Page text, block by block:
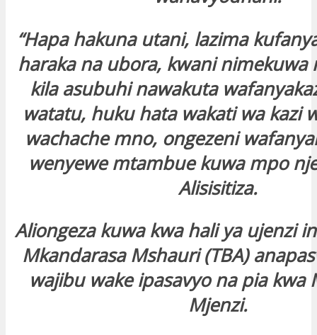
“Hapa hakuna utani, lazima
haraka na ubora, kwani nimekuwa
kila asubuhi nawakuta
watatu, huku hata wakati wa kazi
wachache mno, ongezeni
wenyewe mtambue kuwa mpo
Alisisitiza.
Aliongeza kuwa kwa hali ya ujenzi
Mkandarasa Mshauri (TBA)
wajibu wake ipasavyo na pia kwa
Mjenzi.